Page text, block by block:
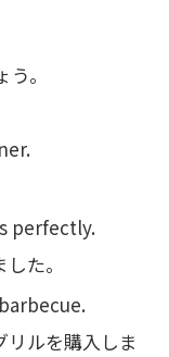
。
perfectly.
た。
ルを購入しま